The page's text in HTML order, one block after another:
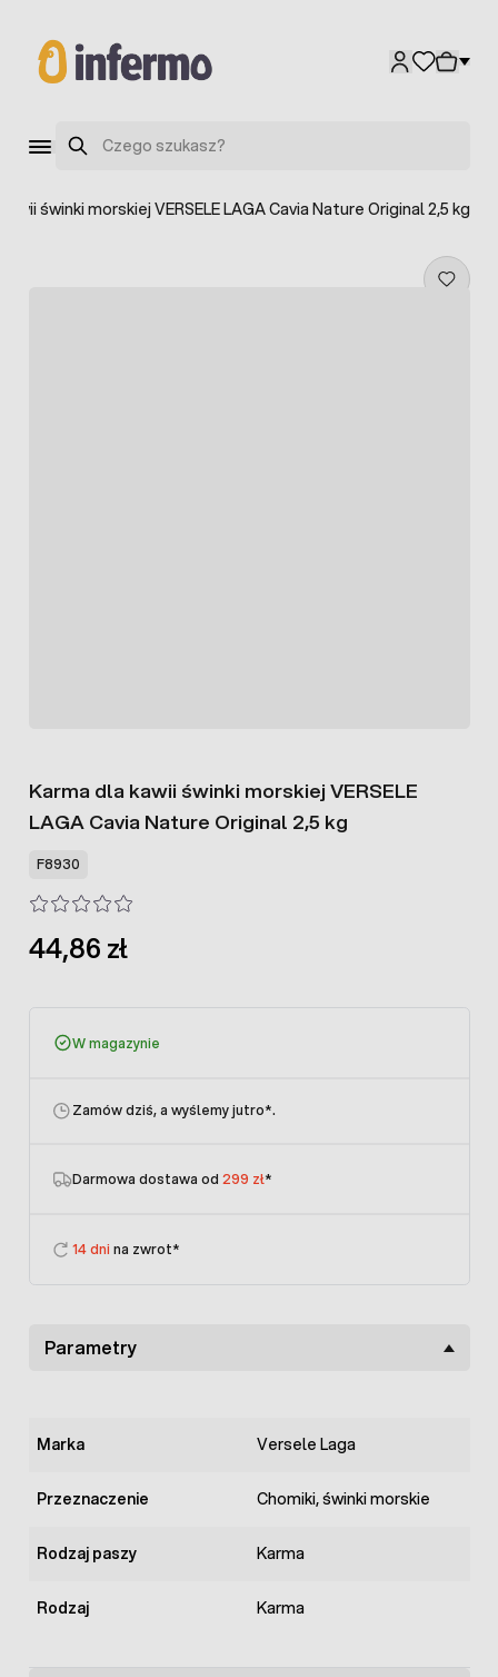
Szukaj
świnki morskiej VERSELE LAGA Cavia Nature Original 2,5 kg
Karma dla kawii świnki morskiej VERSELE
LAGA Cavia Nature Original 2,5 kg
F8930
44,86 zł
W magazynie
Zamów dziś, a wyślemy jutro*.
Darmowa dostawa od 299 zł*
14 dni na zwrot*
Parametry
Marka Versele Laga
Przeznaczenie Chomiki, świnki morskie
Rodzaj paszy Karma
Rodzaj Karma